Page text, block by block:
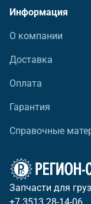
Информация
О компании
Доставка
Оплата
Гарантия
Справочные
Запчасти для